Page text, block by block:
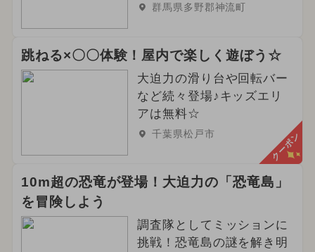
群馬県多野郡神流町
跳ねる×〇〇体験！屋内で楽しく遊ぼう☆
大迫力の滑り台や回転バー
など続々登場♪キッズエリ
アは無料☆
千葉県松戸市 クーポン
10m超の恐竜が登場！大迫力の「恐竜島」
を冒険しよう
調査隊としてミッションに
挑戦！恐竜島の謎を解き明